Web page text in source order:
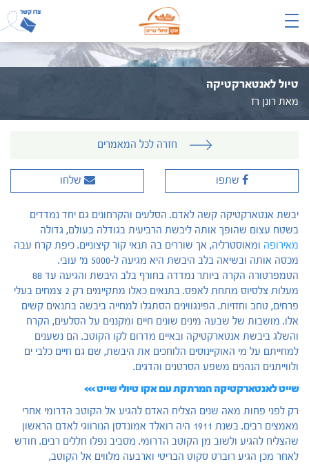
טיול לאנטארקטיקה
מאת רונן רז
חזרה לכל המאמרים
שלחו שתפו
יבשת אנטארקטיקה קשה לאדם. הסלעים והקרחונים גם יחד נמדדים
בשטח עצום שהופך אותה ליבשת הרביעית בגודלה בעולם, גדולה
מאירופה ומאוסטרליה, אך שוררים בה תנאי קור קיצוניים. כיפת קרח עבה
מכסה אותה ובשיאה בלב היבשת היא מגיעה ל-5000 מ' עובי.
הטמפרטורה הקרה ביותר נמדדה בחורף בלב היבשת והגיעה עד 88
מעלות צלסיוס מתחת לאפס. בתנאים כאלו מתקיימים רק 2 צמחים בעלי
פרחים, טחב וחזזיות. הפינגווינים הסתגלו למחייה ביבשה בתנאים קשים
אלו. מושבות של שבעה מינים שונים חיים ומקננים על הסלעים, הקרח
והשלג ביבשת אנטארקטיקה ובאיים מדרום לקו הקוטב. הם נשענים
למחייתם על מי האוקיינוסים הלוחכים את היבשת, שם גם חיים כלבי ים
ולווייתנים הנהנים משפע הסרטנים והדגים.
שייט לאנטארקטיקה המרתקת עם אקו טיולי שייט >>>
רק לפני פחות מאה שנים הצליח האדם להגיע אל הקוטב הדרומי אחרי
מאמצים רבים. בשנת 1911 היה רואלד אמונדסן הנורווגי לאדם הראשון
שהצליח להגיע ולשוב מן הקוטב הדרומי. מסביב נפלו חללים רבים. חודש
לאחר מכן הגיע רוברט סקוט הבריטי וארבעה מלווים אל הקוטב,